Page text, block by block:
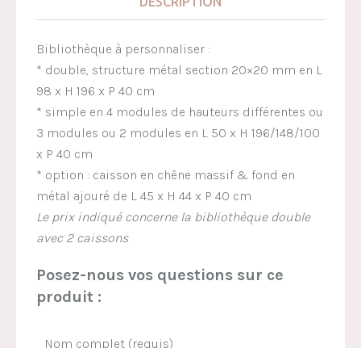
Bibliothèque à personnaliser :
* double, structure métal section 20×20 mm en L
98 x H 196 x P 40 cm
* simple en 4 modules de hauteurs différentes ou
3 modules ou 2 modules en L 50 x H 196/148/100
x P 40 cm
* option : caisson en chêne massif & fond en
métal ajouré de L 45 x H 44 x P 40 cm
Le prix indiqué concerne la bibliothèque double
avec 2 caissons
Posez-nous vos questions sur ce
produit :
Nom complet (requis)